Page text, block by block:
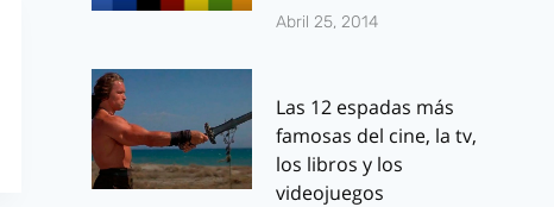
Abril 25, 2014
Las 12 espadas más
famosas del cine, la tv,
los libros y los
videojuegos